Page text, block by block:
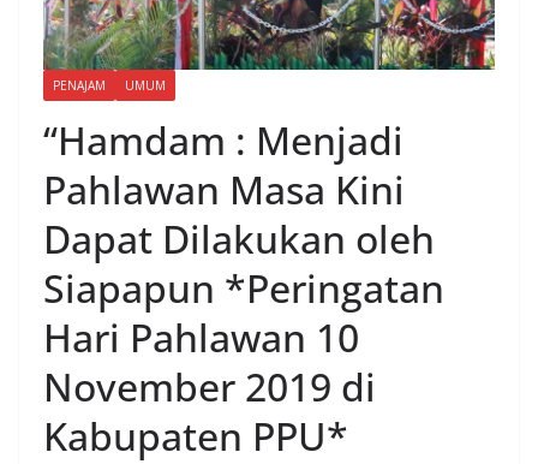
PENAJAM UMUM
“Hamdam : Menjadi
Pahlawan Masa Kini
Dapat Dilakukan oleh
Siapapun *Peringatan
Hari Pahlawan 10
November 2019 di
Kabupaten PPU*